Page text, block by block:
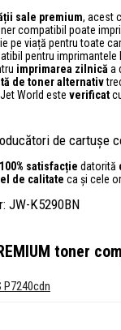
sale premium, acest
compatibil poate
pe viață pentru toate
pentru imprimantele
imprimarea zilnică a
de toner alternativ
World este verificat
de cartușe
100% satisfacție datorită
de calitate ca și cele
JW-K5290BN
toner
P7240cdn